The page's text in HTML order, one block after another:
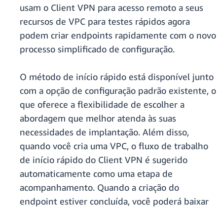
usam o Client VPN para acesso remoto a seus
recursos de VPC para testes rápidos agora
podem criar endpoints rapidamente com o novo
processo simplificado de configuração.
O método de início rápido está disponível junto
com a opção de configuração padrão existente, o
que oferece a flexibilidade de escolher a
abordagem que melhor atenda às suas
necessidades de implantação. Além disso,
quando você cria uma VPC, o fluxo de trabalho
de início rápido do Client VPN é sugerido
automaticamente como uma etapa de
acompanhamento. Quando a criação do
endpoint estiver concluída, você poderá baixar